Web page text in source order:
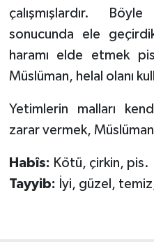
çalışmışlardır.
sonucunda ele
haramı elde etmek
Müslüman, helal olanı
Yetimlerin malları
zarar vermek,
Habîs: Kötü, çirkin, pis.
Tayyib: İyi, güzel,
Bursa Müftülüğü
Çanakkale Müftülüğü
Çorum Müftülüğü
Denizli Müftülüğü
Duyurular
Podcast
Biyografiler
Diyanet TV